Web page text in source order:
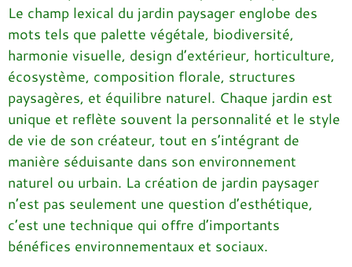
Le champ lexical du jardin paysager englobe des
mots tels que palette végétale, biodiversité,
harmonie visuelle, design d’extérieur, horticulture,
écosystème, composition florale, structures
paysagères, et équilibre naturel. Chaque jardin est
unique et reflète souvent la personnalité et le style
de vie de son créateur, tout en s’intégrant de
manière séduisante dans son environnement
naturel ou urbain. La création de jardin paysager
n’est pas seulement une question d’esthétique,
c’est une technique qui offre d’importants
bénéfices environnementaux et sociaux.